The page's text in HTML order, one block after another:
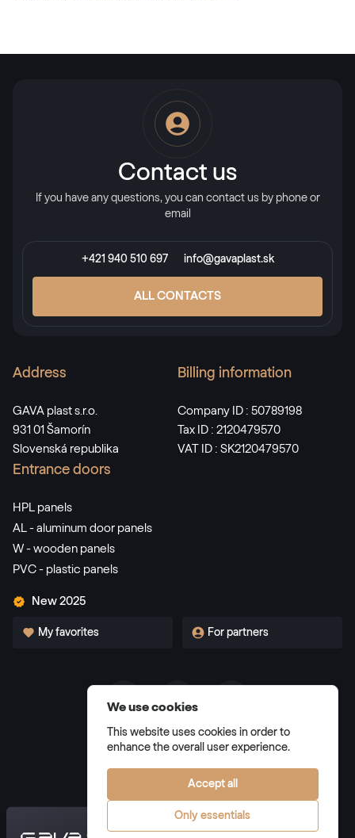
Contact us
If you have any questions, you can contact us by phone or
email
+421 940 510 697 info@gavaplast.sk
ALL CONTACTS
Address
GAVA plast s.r.o.
931 01 Šamorín
Slovenská republika
Billing information
Company ID : 50789198
Tax ID : 2120479570
VAT ID : SK2120479570
Entrance doors
HPL panels
AL - aluminum door panels
W - wooden panels
PVC - plastic panels
New 2025
My favorites For partners
Privacy Policy
We use cookies
This website uses cookies in order to
enhance the overall user experience.
Accept all
Only essentials